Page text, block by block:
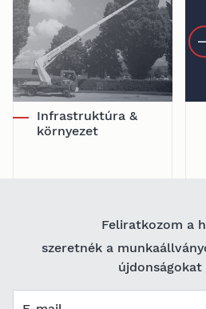
Infrastruktúra &
környezet
Feliratkozom a
szeretnék a
újdonságokat